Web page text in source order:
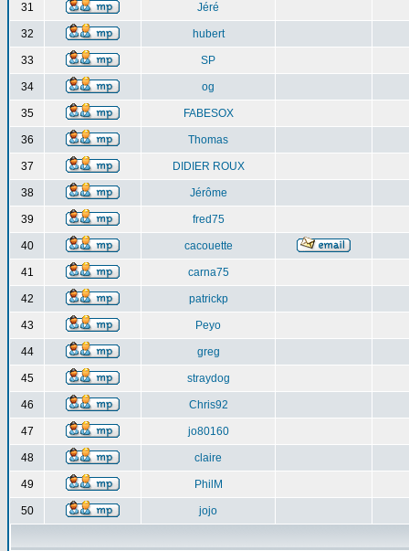
31 Jéré
32 hubert
33 SP
34 og
35 FABESOX
36 Thomas
37 DIDIER ROUX
38 Jérôme
39 fred75
40 cacouette
41 carna75
42 patrickp
43 Peyo
44 greg
45 straydog
46 Chris92
47 jo80160
48 claire
49 PhilM
50 jojo